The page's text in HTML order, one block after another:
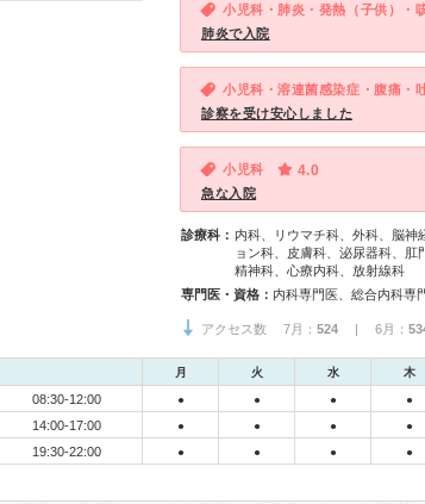
小児科・肺炎・発熱（子供）・
肺炎で入院
小児科・溶連菌感染症・腹痛・
診察を受け安心しました
小児科 4.0
急な入院
診療科： 内科、リウマチ科、外科、脳神
ョン科、皮膚科、泌尿器科、肛
精神科、心療内科、放射線科
専門医・資格：
アクセス数 7月： 524 | 6月：
月 火 水 木
08:30-12:00 ● ● ● ●
14:00-17:00
● ● ● ●
19:30-22:00 ● ● ● ●